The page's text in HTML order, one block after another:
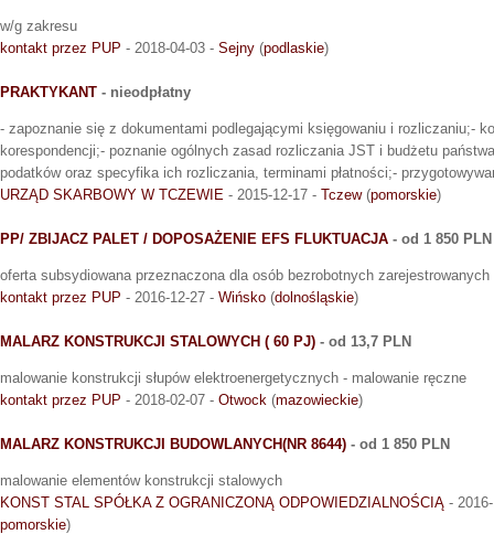
w/g zakresu
kontakt przez PUP - 2018-04-03 - Sejny (podlaskie)
PRAKTYKANT - nieodpłatny
- zapoznanie się z dokumentami podlegającymi księgowaniu i rozliczaniu;-
korespondencji;- poznanie ogólnych zasad rozliczania JST i budżetu
podatków oraz specyfika ich rozliczania, terminami płatności;-
URZĄD SKARBOWY W TCZEWIE - 2015-12-17 - Tczew(pomorskie)
PP/ ZBIJACZ PALET / DOPOSAŻENIE EFS FLUKTUACJA - od 1 850 PLN
oferta subsydiowana przeznaczona dla osób bezrobotnych
kontakt przez PUP - 2016-12-27 - Wińsko (dolnośląskie)
MALARZ KONSTRUKCJI STALOWYCH ( 60 PJ) - od 13,7 PLN
malowanie konstrukcji słupów elektroenergetycznych - malowanie ręczne
kontakt przez PUP - 2018-02-07 - Otwock (mazowieckie)
MALARZ KONSTRUKCJI BUDOWLANYCH(NR 8644) - od 1 850 PLN
malowanie elementów konstrukcji stalowych
KONST STAL SPÓŁKA Z OGRANICZONĄ ODPOWIEDZIALNOŚCIĄ -
pomorskie)